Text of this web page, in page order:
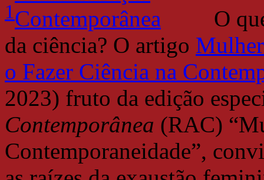
1
O
da ciência? O artigo
o Fazer Ciência na
2023) fruto da edição
Contemporânea (RAC)
Contemporaneidade”,